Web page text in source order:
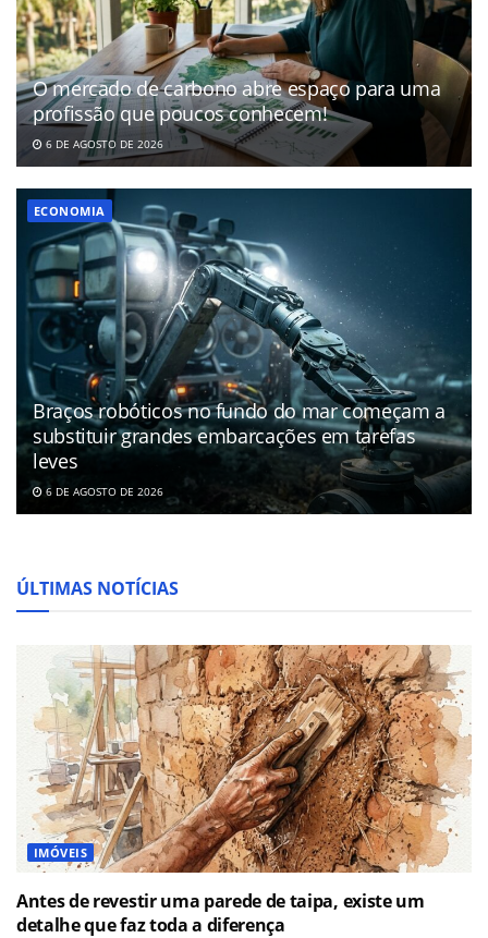
O mercado de carbono abre espaço para uma
profissão que poucos conhecem!
6 DE AGOSTO DE 2026
ECONOMIA
Braços robóticos no fundo do mar começam a
substituir grandes embarcações em tarefas
leves
6 DE AGOSTO DE 2026
ÚLTIMAS NOTÍCIAS
IMÓVEIS
Antes de revestir uma parede de taipa, existe um
detalhe que faz toda a diferença